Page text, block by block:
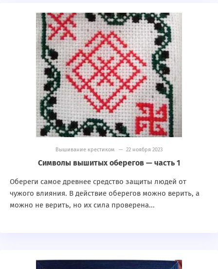
Вышивание крестиком — 22 ноября 2023
Символы вышитых оберегов — часть 1
Обереги самое древнее средство защиты людей от
чужого влияния. В действие оберегов можно верить, а
можно не верить, но их сила проверена...